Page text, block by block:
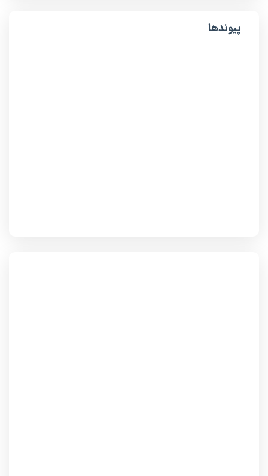
پیوندها